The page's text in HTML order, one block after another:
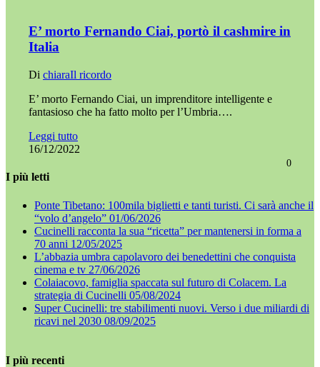
E’ morto Fernando Ciai, portò il cashmire in
Italia
Di chiaraIl ricordo
E’ morto Fernando Ciai, un imprenditore intelligente e
fantasioso che ha fatto molto per l’Umbria….
Leggi tutto
16/12/2022
0
I più letti
Ponte Tibetano: 100mila biglietti e tanti turisti. Ci sarà anche il
“volo d’angelo” 01/06/2026
Cucinelli racconta la sua “ricetta” per mantenersi in forma a
70 anni 12/05/2025
L’abbazia umbra capolavoro dei benedettini che conquista
cinema e tv 27/06/2026
Colaiacovo, famiglia spaccata sul futuro di Colacem. La
strategia di Cucinelli 05/08/2024
Super Cucinelli: tre stabilimenti nuovi. Verso i due miliardi di
ricavi nel 2030 08/09/2025
I più recenti